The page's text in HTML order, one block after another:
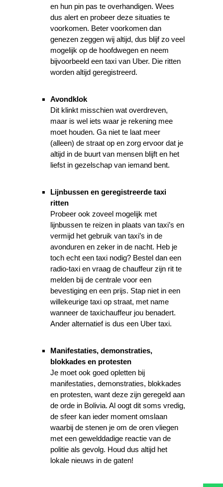
en hun pin pas te overhandigen. Wees
dus alert en probeer deze situaties te
voorkomen. Beter voorkomen dan
genezen zeggen wij altijd, dus blijf zo veel
mogelijk op de hoofdwegen en neem
bijvoorbeeld een taxi van Uber. Die ritten
worden altijd geregistreerd.
Avondklok
Dit klinkt misschien wat overdreven,
maar is wel iets waar je rekening mee
moet houden. Ga niet te laat meer
(alleen) de straat op en zorg ervoor dat je
altijd in de buurt van mensen blijft en het
liefst in gezelschap van iemand bent.
Lijnbussen en geregistreerde taxi
ritten
Probeer ook zoveel mogelijk met
lijnbussen te reizen in plaats van taxi’s en
vermijd het gebruik van taxi’s in de
avonduren en zeker in de nacht. Heb je
toch echt een taxi nodig? Bestel dan een
radio-taxi en vraag de chauffeur zijn rit te
melden bij de centrale voor een
bevestiging en een prijs. Stap niet in een
willekeurige taxi op straat, met name
wanneer de taxichauffeur jou benadert.
Ander alternatief is dus een Uber taxi.
Manifestaties, demonstraties,
blokkades en protesten
Je moet ook goed opletten bij
manifestaties, demonstraties, blokkades
en protesten, want deze zijn geregeld aan
de orde in Bolivia. Al oogt dit soms vredig,
de sfeer kan ieder moment omslaan
waarbij de stenen je om de oren vliegen
met een gewelddadige reactie van de
politie als gevolg. Houd dus altijd het
lokale nieuws in de gaten!